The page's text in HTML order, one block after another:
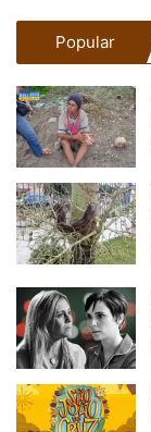
Popular